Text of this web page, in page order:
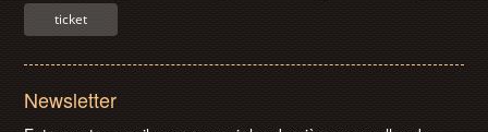
ticket
Newsletter